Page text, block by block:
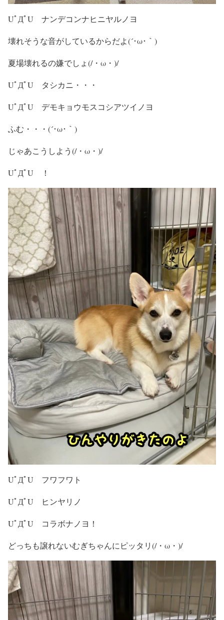
UﾟДﾟU ナンデコンナヒニヤルノヨ
壊れそうな音がしているからだよ(´･ω･｀)
夏場壊れるの嫌でしょ(/・ω・)/
UﾟДﾟU タシカニ・・・
UﾟДﾟU デモキョウモスコシアツイノヨ
ふむ・・・(´･ω･｀)
じゃあこうしよう(/・ω・)/
UﾟДﾟU ！
UﾟДﾟU フワフワト
UﾟДﾟU ヒンヤリノ
UﾟДﾟU コラボナノヨ！
どっちも譲れないむぎちゃんにピッタリ(/・ω・)/